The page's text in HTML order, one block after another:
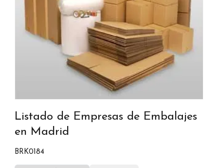
Listado de Empresas de Embalajes
en Madrid
BRK0184